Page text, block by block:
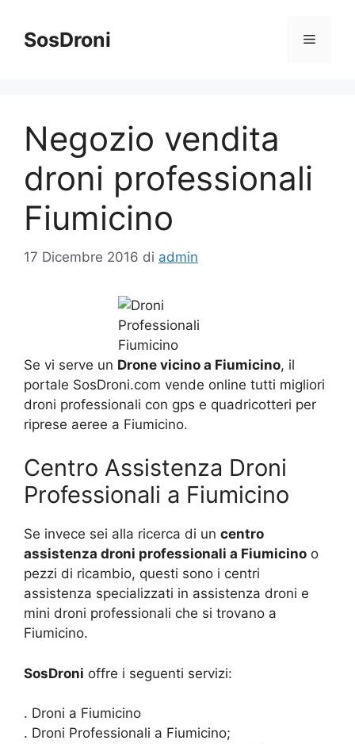
contenuto
SosDroni Menu
Negozio vendita
droni professionali
Fiumicino
17 Dicembre 2016 di admin
Se vi serve un Drone vicino a Fiumicino, il
portale SosDroni.com vende online tutti migliori
droni professionali con gps e quadricotteri per
riprese aeree a Fiumicino.
Centro Assistenza Droni
Professionali a Fiumicino
Se invece sei alla ricerca di un centro
assistenza droni professionali a Fiumicino o
pezzi di ricambio, questi sono i centri
assistenza specializzati in assistenza droni e
mini droni professionali che si trovano a
Fiumicino.
SosDroni offre i seguenti servizi:
. Droni a Fiumicino
. Droni Professionali a Fiumicino;